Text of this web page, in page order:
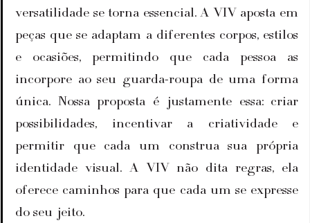
versatilidade se torna essencial. A VIV aposta em
peças que se adaptam a diferentes corpos, estilos
e ocasiões, permitindo que cada pessoa as
incorpore ao seu guarda-roupa de uma forma
única. Nossa proposta é justamente essa: criar
possibilidades, incentivar a criatividade e
permitir que cada um construa sua própria
identidade visual. A VIV não dita regras, ela
oferece caminhos para que cada um se expresse
do seu jeito.